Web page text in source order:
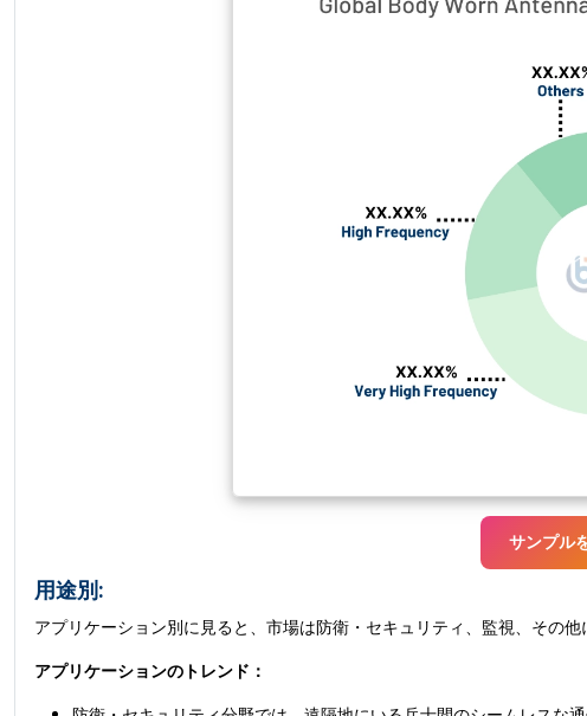
サンプル
用途別:
アプリケーション別に見ると、市場は防衛・セキュリティ、監視、その他
アプリケーションのトレンド：